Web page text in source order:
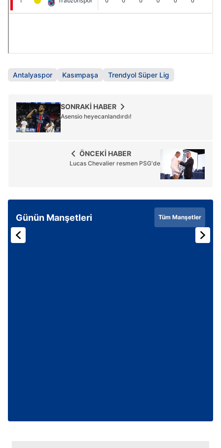
Antalyaspor Kasımpaşa Trendyol Süper Lig
SONRAKİ HABER
Asensio heyecanlandırdı!
ÖNCEKİ HABER
Lucas Chevalier resmen PSG'de
Günün Manşetleri Tüm Manşetler